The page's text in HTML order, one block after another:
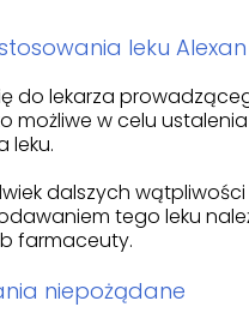
leku Alexan
do lekarza
możliwe w celu
leku.
dalszych wątpliwości
tego leku
farmaceuty.
niepożądane